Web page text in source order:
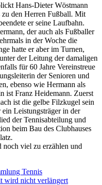
Hans-Dieter Wöstmann
zu den Herren Fußball. Mit
er seine Laufbahn.
der auch als Fußballer
in der Woche die
hatte er aber im Turnen,
der Leitung der damaligen
für 60 Jahre Vereinstreue
der Senioren und
ebenso wie Hermann als
ist Franz Heidemann. Zuerst
ist die gelbe Filzkugel sein
Leistungsträger in der
der Tennisabteilung und
beim Bau des Clubhauses
noch viel zu erzählen und
Tennis
wird nicht verlängert